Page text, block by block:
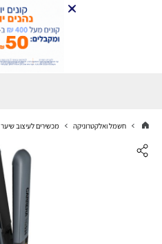
חשמל ואלקטרוניקה מכשירים לעיצוב שיער